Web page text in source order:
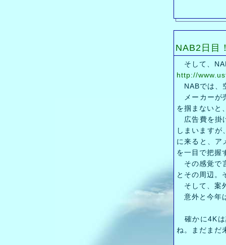
NAB2日目
そして、
http://
NABでは、
メーカーが
を掴まないと
広告費を掛
しまいますが
に来ると、ア
を一目で把握
その感覚で
とその周辺。
そして、案
意外と今年
確かに4Kは
ね。まだまだ